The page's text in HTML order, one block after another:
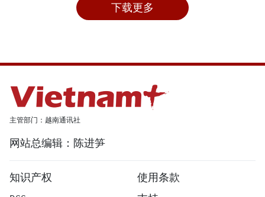
下载更多
主管部门：越南通讯社
网站总编辑：陈进笋
知识产权
使用条款